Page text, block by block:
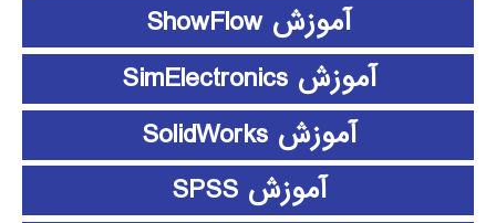
آموزش ShowFlow
آموزش SimElectronics
آموزش SolidWorks
آموزش SPSS